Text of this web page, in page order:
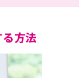
方法